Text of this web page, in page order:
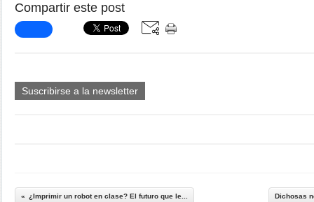
Compartir este post
Suscribirse a la newsletter
¿Imprimir un robot en clase? El futuro que le... Dichosas